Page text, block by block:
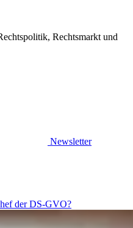
Rechtsmarkt und
Newsletter
der DS-GVO?